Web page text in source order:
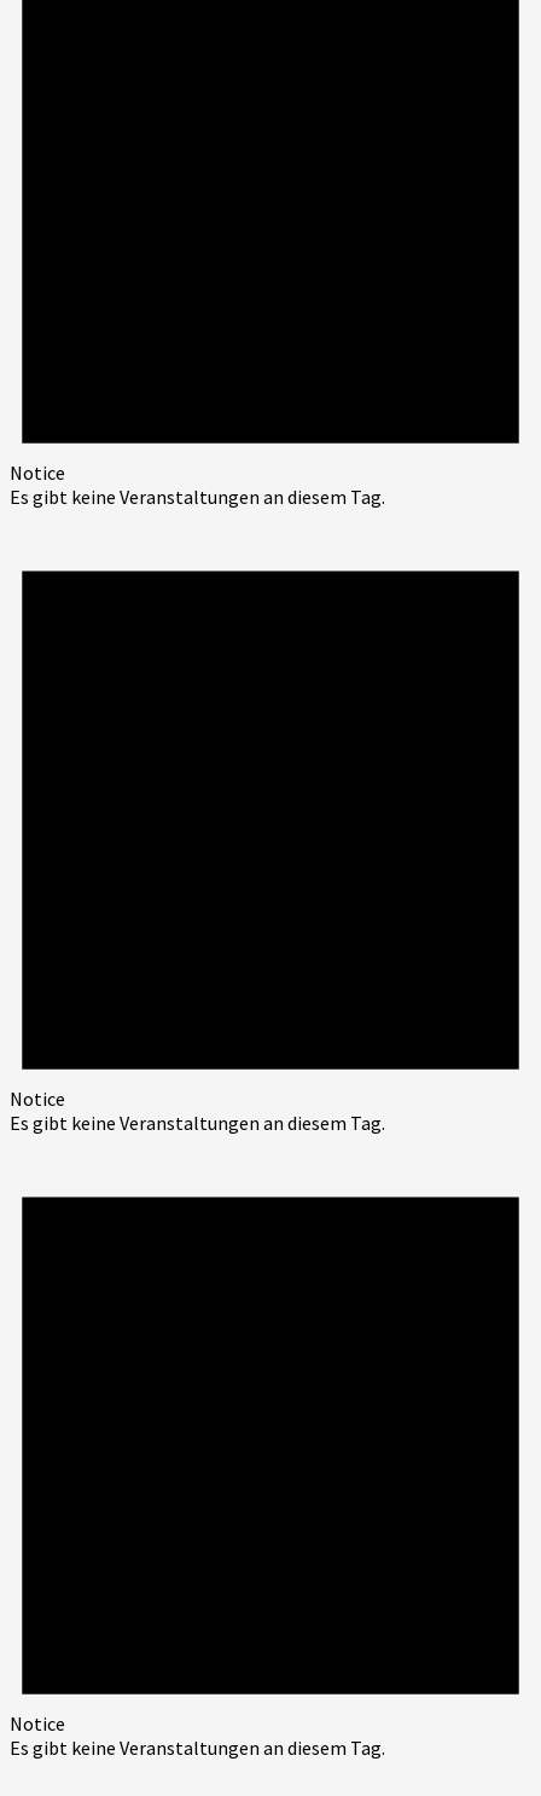
Notice
Es gibt keine Veranstaltungen an diesem Tag.
Notice
Es gibt keine Veranstaltungen an diesem Tag.
Notice
Es gibt keine Veranstaltungen an diesem Tag.